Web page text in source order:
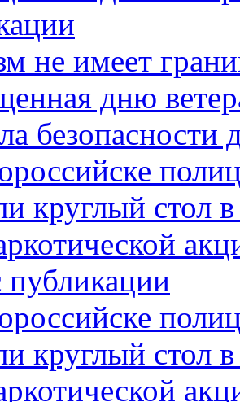
не имеет
дню
безопасности
круглый стол
круглый стол